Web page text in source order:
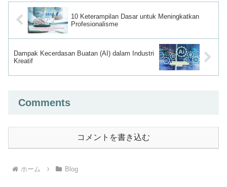
10 Keterampilan Dasar untuk Meningkatkan
Profesionalisme
Dampak Kecerdasan Buatan (AI) dalam Industri
Kreatif
Comments
コメントを書き込む
ホーム Blog